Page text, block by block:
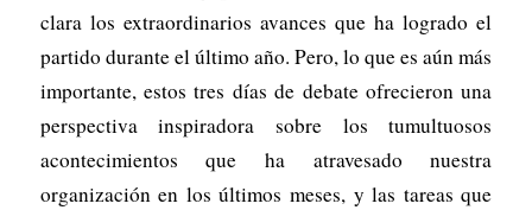
clara los extraordinarios avances que ha logrado el
partido durante el último año. Pero, lo que es aún más
importante, estos tres días de debate ofrecieron una
perspectiva inspiradora sobre los tumultuosos
acontecimientos que ha atravesado nuestra
organización en los últimos meses, y las tareas que